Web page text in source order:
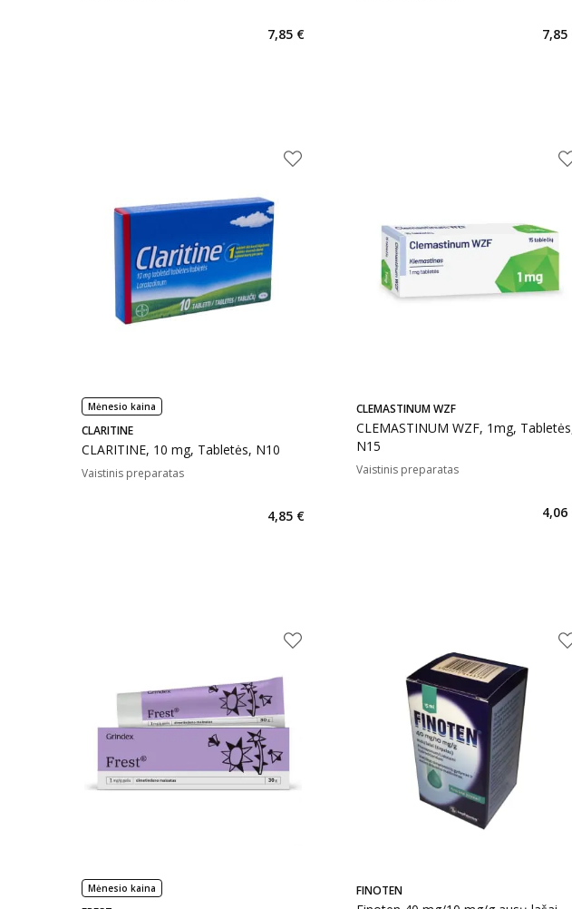
7,85 € 7,85
Mėnesio kaina
CLARITINE
CLARITINE, 10 mg, Tabletės, N10
Vaistinis preparatas
4,85 €
CLEMASTINUM WZF
CLEMASTINUM WZF, 1mg,
N15
Vaistinis preparatas
4,06
Mėnesio kaina FINOTEN